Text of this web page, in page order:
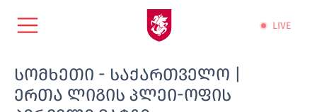
LIVE
სომხეთი - საქართველო |
ერთა ლიგის პლეი-ოფის